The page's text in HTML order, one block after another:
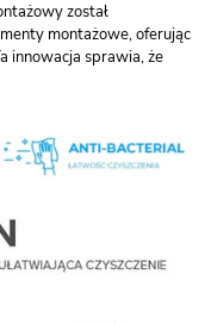
został
montażowe, oferując
innowacja sprawia, że